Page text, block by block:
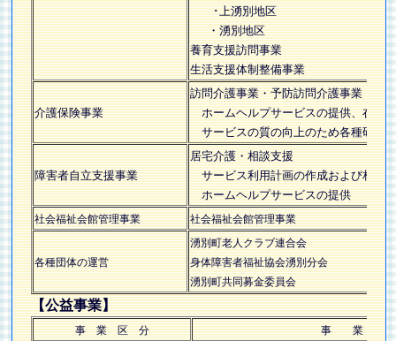
･上湧別地区
・湧別地区
養育支援訪問事業
生活支援体制整備事業
介護保険事業
訪問介護事業・予防訪問介護事業
ホームヘルプサービスの提供、在宅
サービスの質の向上のため各種研修
障害者自立支援事業
居宅介護・相談支援
サービス利用計画の作成および相談
ホームヘルプサービスの提供
社会福祉会館管理事業 社会福祉会館管理事業
各種団体の運営
湧別町老人クラブ連合会
身体障害者福祉協会湧別分会
湧別町共同募金委員会
【公益事業】
事 業 区 分 事 業